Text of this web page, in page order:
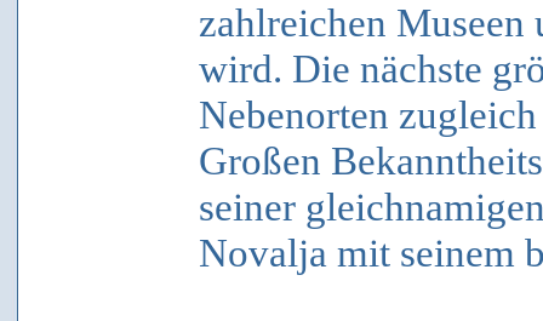
zahlreichen Museen
wird. Die nächste
Nebenorten
Großen
seiner
Novalja mit seinem